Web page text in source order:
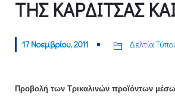
ΤΗΣ ΚΑΡΔΙΤΣΑΣ
17 Νοεμβρίου, 2011 Δελτία
Προβολή των Τρικαλινών προϊόντων μέσω